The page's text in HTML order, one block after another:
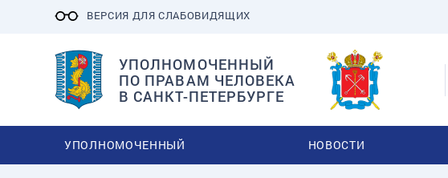
ВЕРСИЯ ДЛЯ СЛАБОВИДЯЩИХ
УПОЛНОМОЧЕННЫЙ
ПО ПРАВАМ ЧЕЛОВЕКА
В САНКТ-ПЕТЕРБУРГЕ
УПОЛНОМОЧЕННЫЙ НОВОСТИ